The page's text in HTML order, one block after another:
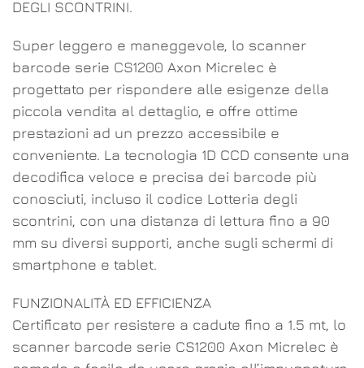
DEGLI SCONTRINI.
Super leggero e maneggevole, lo scanner
barcode serie CS1200 Axon Micrelec è
progettato per rispondere alle esigenze della
piccola vendita al dettaglio, e offre ottime
prestazioni ad un prezzo accessibile e
conveniente. La tecnologia 1D CCD consente una
decodifica veloce e precisa dei barcode più
conosciuti, incluso il codice Lotteria degli
scontrini, con una distanza di lettura fino a 90
mm su diversi supporti, anche sugli schermi di
smartphone e tablet.
FUNZIONALITÀ ED EFFICIENZA
Certificato per resistere a cadute fino a 1.5 mt, lo
scanner barcode serie CS1200 Axon Micrelec è